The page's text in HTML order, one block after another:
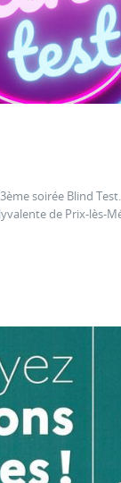
soirée Blind
de Prix-lès-